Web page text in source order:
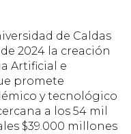
de Caldas
2024 la creación
Artificial e
promete
y tecnológico
a los 54 mil
$39.000 millones